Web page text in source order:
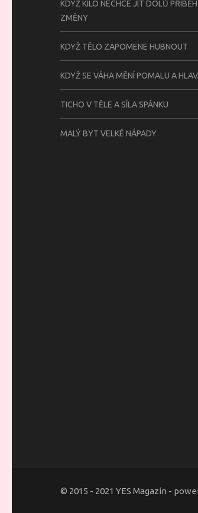
KDYŽ KILO NECHCE JÍT DOLŮ
ZMĚNY
KDYŽ TĚLO ZAPOMENE HUBNOUT
KDYŽ SE VÁHA MĚNÍ POMALU A
TICHO V TĚLE A SÍLA SPÁNKU
MALÝ BYT VELKÉ NÁPADY
© 2015 - 2021 YES Magazín -